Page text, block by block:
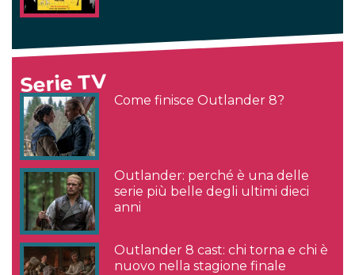
Serie TV
Come finisce Outlander 8?
Outlander: perché è una delle
serie più belle degli ultimi dieci
anni
Outlander 8 cast: chi torna e chi è
nuovo nella stagione finale